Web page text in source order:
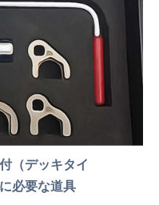
（デッキタイ
必要な道具